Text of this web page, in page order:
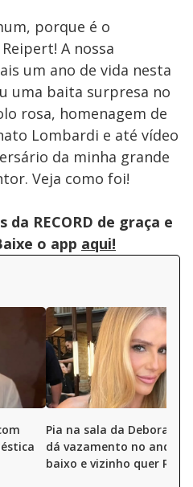
porque é o
A nossa
um ano de vida nesta
uma baita surpresa no
rosa, homenagem de
Lombardi e até vídeo
da minha grande
Veja como foi!
RECORD de graça e
o app aqui!
Pia na sala da Deborah
dá vazamento no andar
baixo e vizinho quer R$